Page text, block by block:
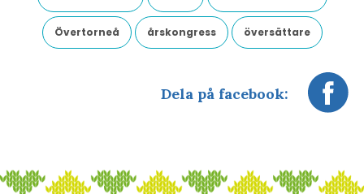
Övertorneå årskongress översättare
Dela på facebook: